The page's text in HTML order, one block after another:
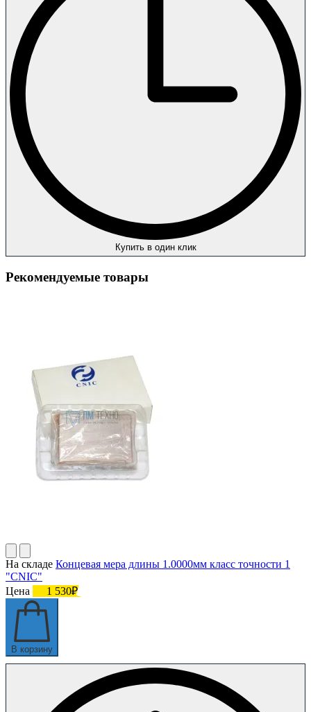
Купить в один клик
Рекомендуемые товары
На складе Концевая мера длины 1.0000мм класс точности 1
"CNIC"
Цена
1 530₽
В корзину